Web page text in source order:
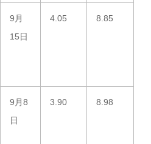
9月
15日
4.05 8.85
9月8
日
3.90 8.98